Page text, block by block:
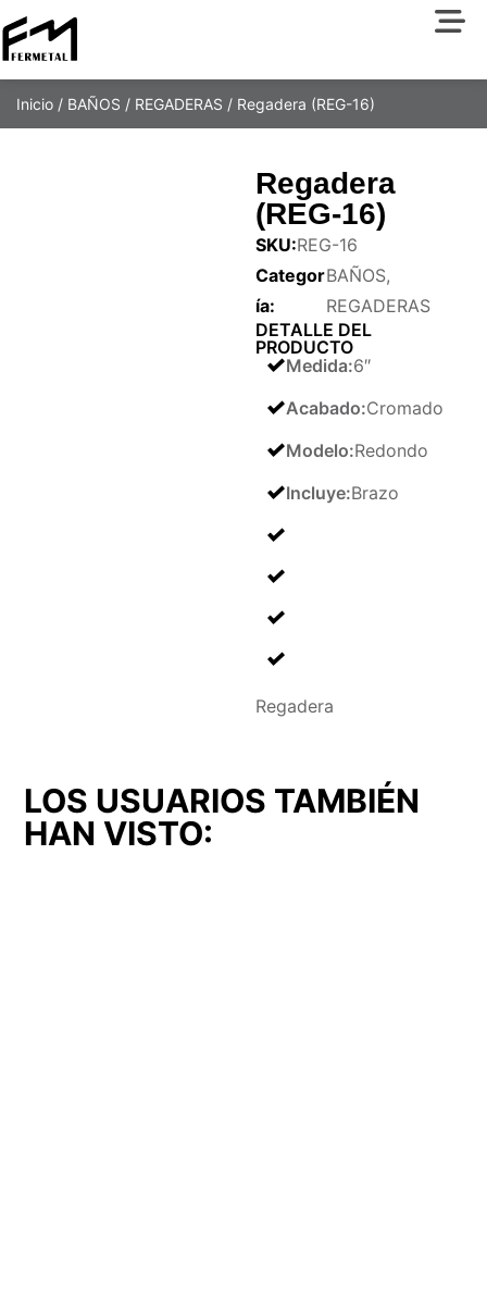
Inicio / BAÑOS / REGADERAS / Regadera (REG-16)
Regadera
(REG-16)
SKU:REG-16
Categor
ía:
BAÑOS,
REGADERAS
DETALLE DEL
PRODUCTO
Medida:6″
Acabado:Cromado
Modelo:Redondo
Incluye:Brazo
Regadera
LOS USUARIOS TAMBIÉN
HAN VISTO: